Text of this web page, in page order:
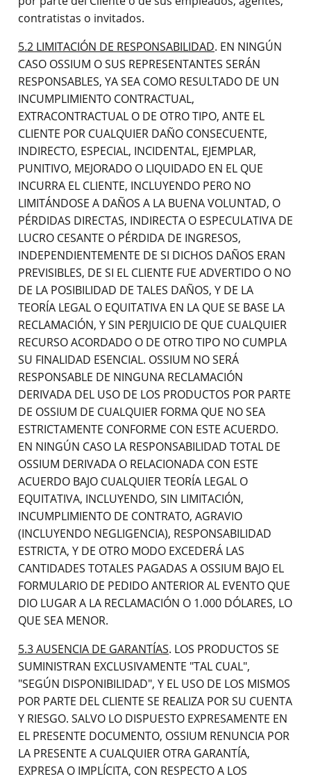
contratistas o invitados.
5.2 LIMITACIÓN DE RESPONSABILIDAD. EN NINGÚN
CASO OSSIUM O SUS REPRESENTANTES SERÁN
RESPONSABLES, YA SEA COMO RESULTADO DE UN
INCUMPLIMIENTO CONTRACTUAL,
EXTRACONTRACTUAL O DE OTRO TIPO, ANTE EL
CLIENTE POR CUALQUIER DAÑO CONSECUENTE,
INDIRECTO, ESPECIAL, INCIDENTAL, EJEMPLAR,
PUNITIVO, MEJORADO O LIQUIDADO EN EL QUE
INCURRA EL CLIENTE, INCLUYENDO PERO NO
LIMITÁNDOSE A DAÑOS A LA BUENA VOLUNTAD, O
PÉRDIDAS DIRECTAS, INDIRECTA O ESPECULATIVA DE
LUCRO CESANTE O PÉRDIDA DE INGRESOS,
INDEPENDIENTEMENTE DE SI DICHOS DAÑOS ERAN
PREVISIBLES, DE SI EL CLIENTE FUE ADVERTIDO O NO
DE LA POSIBILIDAD DE TALES DAÑOS, Y DE LA
TEORÍA LEGAL O EQUITATIVA EN LA QUE SE BASE LA
RECLAMACIÓN, Y SIN PERJUICIO DE QUE CUALQUIER
RECURSO ACORDADO O DE OTRO TIPO NO CUMPLA
SU FINALIDAD ESENCIAL. OSSIUM NO SERÁ
RESPONSABLE DE NINGUNA RECLAMACIÓN
DERIVADA DEL USO DE LOS PRODUCTOS POR PARTE
DE OSSIUM DE CUALQUIER FORMA QUE NO SEA
ESTRICTAMENTE CONFORME CON ESTE ACUERDO.
EN NINGÚN CASO LA RESPONSABILIDAD TOTAL DE
OSSIUM DERIVADA O RELACIONADA CON ESTE
ACUERDO BAJO CUALQUIER TEORÍA LEGAL O
EQUITATIVA, INCLUYENDO, SIN LIMITACIÓN,
INCUMPLIMIENTO DE CONTRATO, AGRAVIO
(INCLUYENDO NEGLIGENCIA), RESPONSABILIDAD
ESTRICTA, Y DE OTRO MODO EXCEDERÁ LAS
CANTIDADES TOTALES PAGADAS A OSSIUM BAJO EL
FORMULARIO DE PEDIDO ANTERIOR AL EVENTO QUE
DIO LUGAR A LA RECLAMACIÓN O 1.000 DÓLARES, LO
QUE SEA MENOR.
5.3 AUSENCIA DE GARANTÍAS. LOS PRODUCTOS SE
SUMINISTRAN EXCLUSIVAMENTE "TAL CUAL",
"SEGÚN DISPONIBILIDAD", Y EL USO DE LOS MISMOS
POR PARTE DEL CLIENTE SE REALIZA POR SU CUENTA
Y RIESGO. SALVO LO DISPUESTO EXPRESAMENTE EN
EL PRESENTE DOCUMENTO, OSSIUM RENUNCIA POR
LA PRESENTE A CUALQUIER OTRA GARANTÍA,
EXPRESA O IMPLÍCITA, CON RESPECTO A LOS